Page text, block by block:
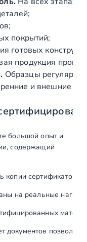
покрытий;
готовых
продукция
Образцы регулярно
и внешние
большой опыт и
содержащий
сертификатов
на реальные
позволяет: